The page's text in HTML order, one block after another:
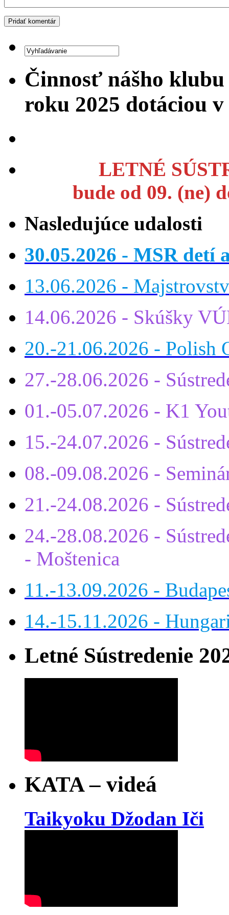
Činnosť nášho
roku 2025 dotáciou v
LETNÉ
bude od 09. (ne)
Nasledujúce udalosti
30.05.2026 - MSR detí
13.06.2026 -
14.06.2026 - Skúšky
20.-21.06.2026 - Polish
27.-28.06.2026 -
01.-05.07.2026 - K1
15.-24.07.2026 -
08.-09.08.2026 -
21.-24.08.2026 -
24.-28.08.2026 -
- Moštenica
11.-13.09.2026 -
14.-15.11.2026 -
Letné Sústredenie
KATA – videá
Taikyoku Džodan Iči